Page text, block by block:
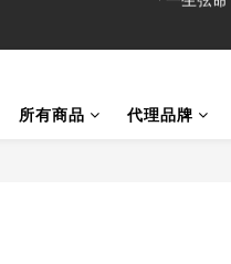
所有商品
代理品牌